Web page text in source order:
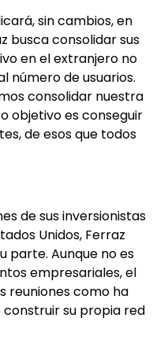
sin cambios, en
busca consolidar sus
en el extranjero no
número de usuarios.
consolidar nuestra
objetivo es conseguir
de esos que todos
de sus inversionistas
Unidos, Ferraz
parte. Aunque no es
empresariales, el
reuniones como ha
su propia red